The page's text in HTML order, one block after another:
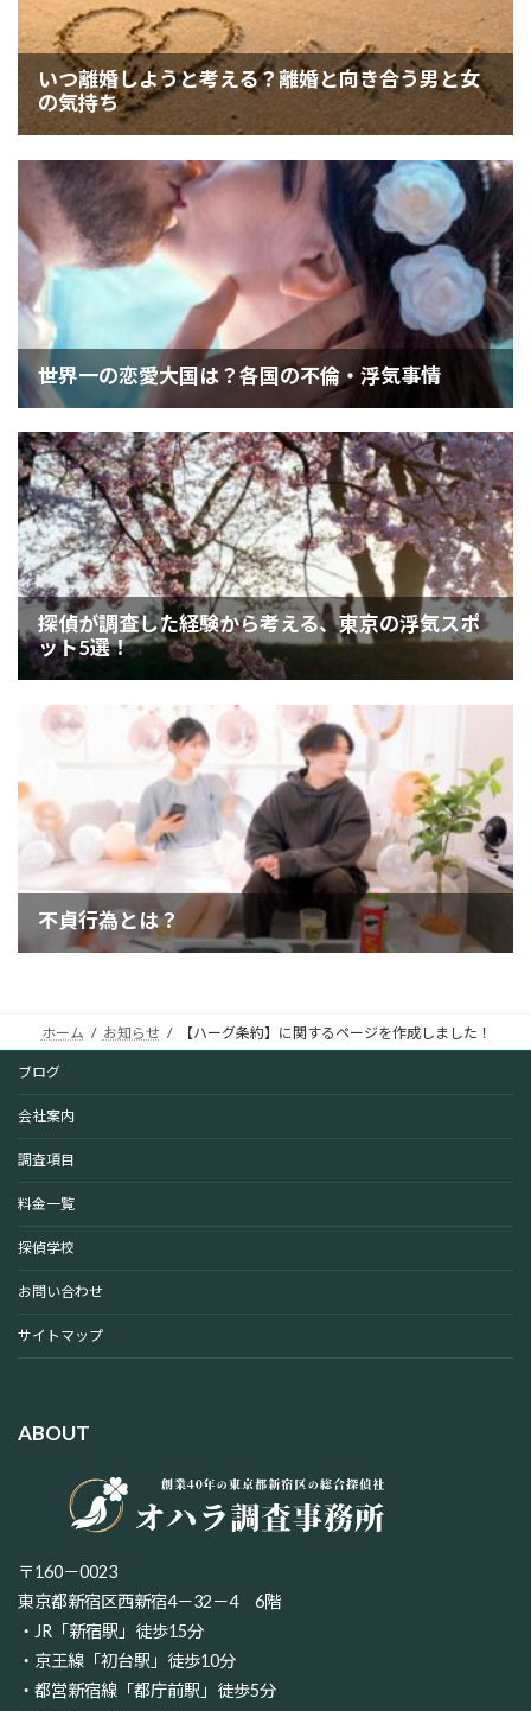
ホーム お知らせ 【ハーグ条約】に関するページを作成しました！
ブログ
会社案内
調査項目
料金一覧
探偵学校
お問い合わせ
サイトマップ
ABOUT
〒160－0023
東京都新宿区西新宿4－32－4 6階
・JR「新宿駅」徒歩15分
・京王線「初台駅」徒歩10分
・都営新宿線「都庁前駅」徒歩5分